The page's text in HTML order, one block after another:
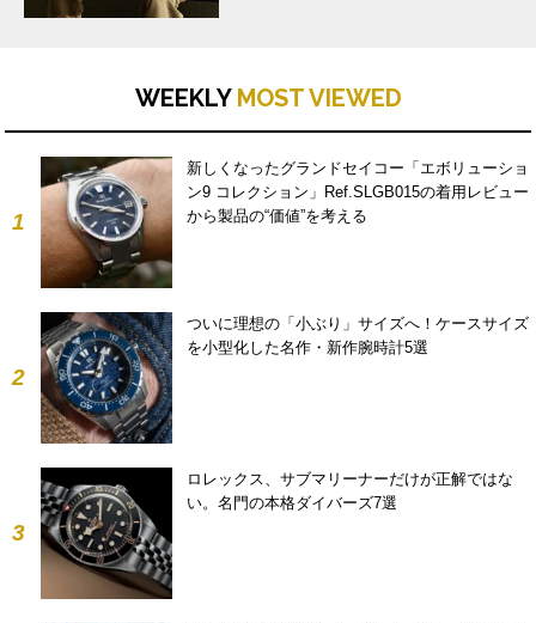
WEEKLY MOST VIEWED
1
新しくなったグランドセイコー「エボリューショ
ン9 コレクション」Ref.SLGB015の着用レビュー
から製品の“価値”を考える
2
ついに理想の「小ぶり」サイズへ！ケースサイズ
を小型化した名作・新作腕時計5選
3
ロレックス、サブマリーナーだけが正解ではな
い。名門の本格ダイバーズ7選